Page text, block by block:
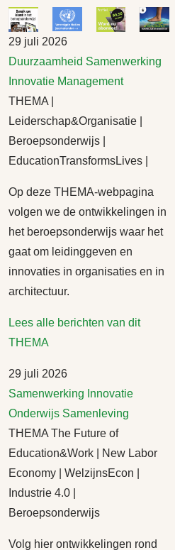
29 juli 2026
Duurzaamheid Samenwerking
Innovatie Management
THEMA |
Leiderschap&Organisatie |
Beroepsonderwijs |
EducationTransformsLives |
Op deze THEMA-webpagina
volgen we de ontwikkelingen in
het beroepsonderwijs waar het
gaat om leidinggeven en
innovaties in organisaties en in
architectuur.
Lees alle berichten van dit
THEMA
29 juli 2026
Samenwerking Innovatie
Onderwijs Samenleving
THEMA The Future of
Education&Work | New Labor
Economy | WelzijnsEcon |
Industrie 4.0 |
Beroepsonderwijs
Volg hier ontwikkelingen rond